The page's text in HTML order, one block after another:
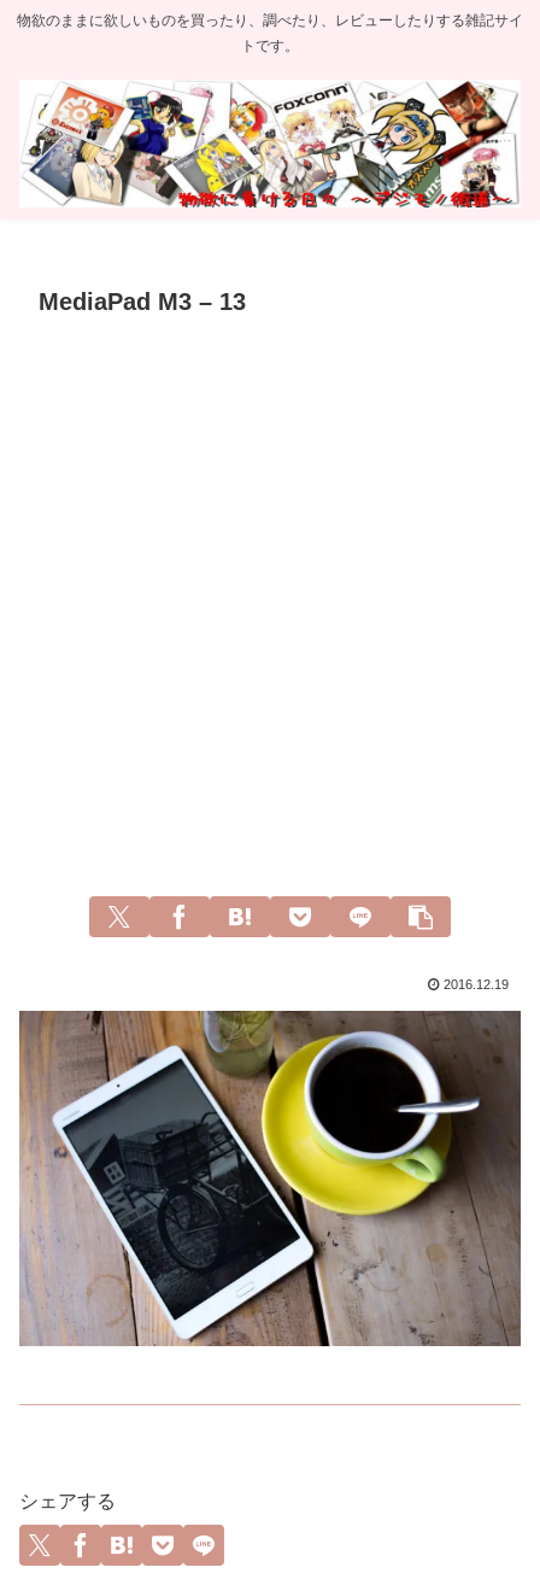
物欲のままに欲しいものを買ったり、調べたり、レビューしたりする雑記サイ
トです。
MediaPad M3 – 13
2016.12.19
シェアする